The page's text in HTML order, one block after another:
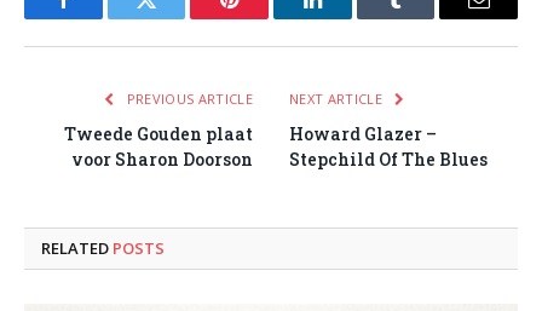
FacebookTwitter Pinterest LinkedInTumblr Email
PREVIOUS ARTICLE
Tweede Gouden plaat
voor Sharon Doorson
NEXT ARTICLE
Howard Glazer –
Stepchild Of The Blues
RELATED POSTS